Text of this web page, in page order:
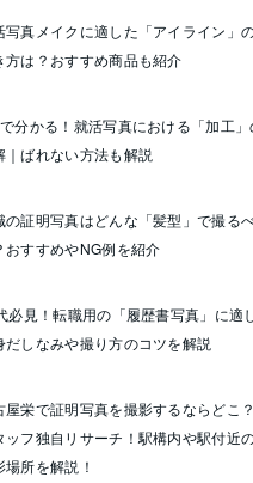
写真メイクに適した「アイライン」
方は？おすすめ商品も紹介
分かる！就活写真における「加工」
｜ばれない方法も解説
の証明写真はどんな「髪型」で撮る
おすすめやNG例を紹介
必見！転職用の「履歴書写真」に適
だしなみや撮り方のコツを解説
屋栄で証明写真を撮影するならどこ？
ッフ独自リサーチ！駅構内や駅付近
場所を解説！